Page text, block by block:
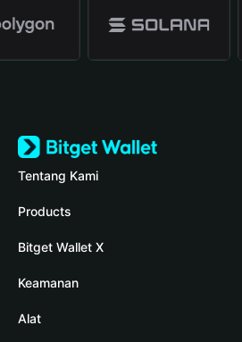
Tentang Kami
Bitget Wallet
Blog
Verifikasi keaslian
Berita kripto
Products
Crypto Card
Stablecoin Earn
Payfi Crypto
Bitget Wallet X
Pengembang
Hubungkan dompet
Keamanan
Dana perlindungan
Alat